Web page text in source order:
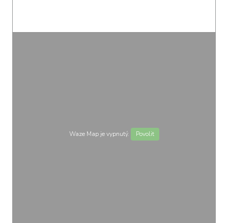
Waze Map je vypnutý. Povolit